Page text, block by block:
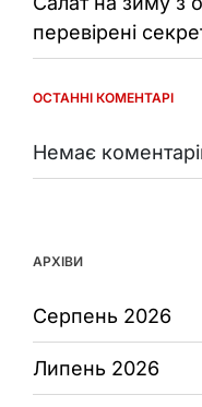
перевірені
ОСТАННІ КОМЕНТАРІ
Немає
АРХІВИ
Серпень 2026
Липень 2026